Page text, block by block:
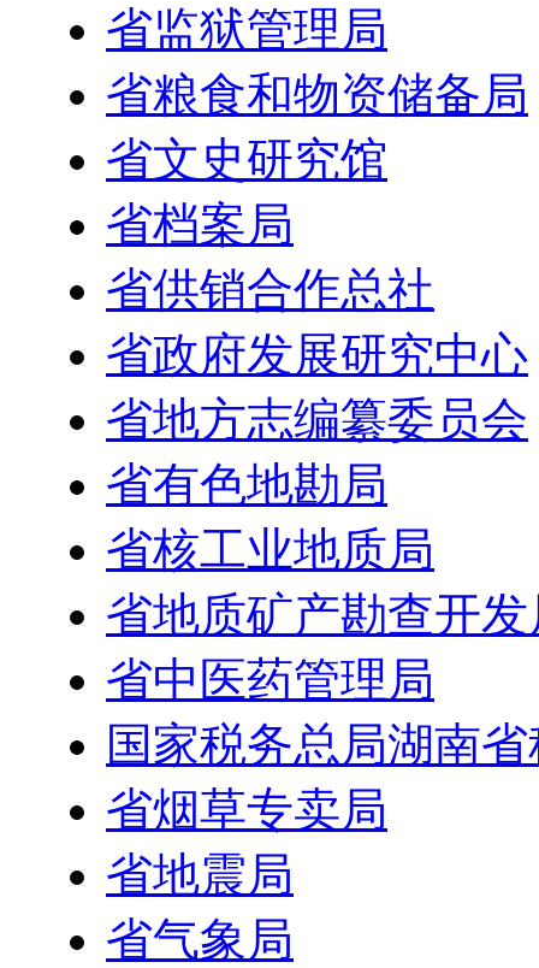
省监狱管理局
省粮食和物资储备局
省文史研究馆
省档案局
省供销合作总社
省政府发展研究中心
省地方志编纂委员会
省有色地勘局
省核工业地质局
省地质矿产勘查开发
省中医药管理局
国家税务总局湖南
省烟草专卖局
省地震局
省气象局